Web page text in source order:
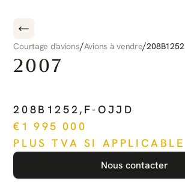
Courtage d'avions/Avions à vendre/208B1252
2007
208B1252, F-OJJD
€ 1 995 000
PLUS TVA SI APPLICABLE
Nous contacter